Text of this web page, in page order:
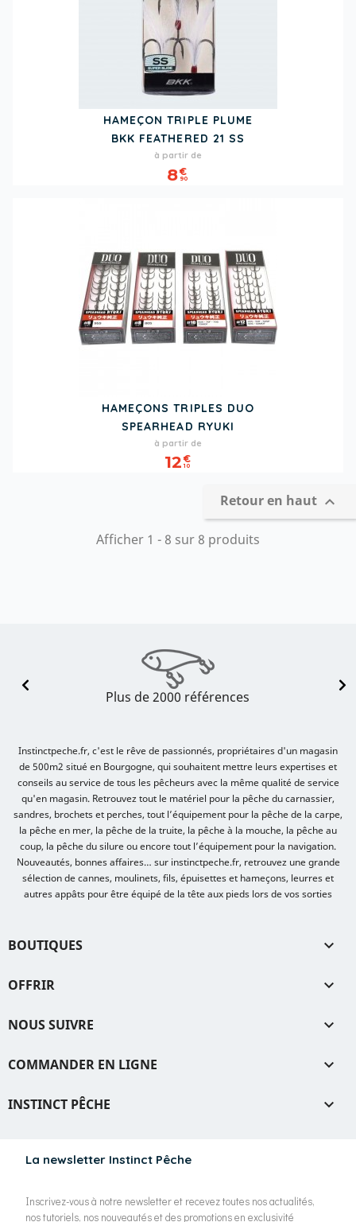
HAMEÇON TRIPLE PLUME
BKK FEATHERED 21 SS
Prix
à partir de
8€
90
HAMEÇONS TRIPLES DUO
SPEARHEAD RYUKI
Prix
à partir de
12€
10
Retour en haut 
Afficher 1 - 8 sur 8 produits
La newsletter Instinct Pêche
Inscrivez-vous à notre newsletter et recevez toutes nos actualités,
nos tutoriels, nos nouveautés et des promotions en exclusivité
Plus de 2000 références
Instinctpeche.fr, c'est le rêve de passionnés, propriétaires d'un magasin
de 500m2 situé en Bourgogne, qui souhaitent mettre leurs expertises et
conseils au service de tous les pêcheurs avec la même qualité de service
qu'en magasin. Retrouvez tout le matériel pour la pêche du carnassier,
sandres, brochets et perches, tout l’équipement pour la pêche de la carpe,
la pêche en mer, la pêche de la truite, la pêche à la mouche, la pêche au
coup, la pêche du silure ou encore tout l’équipement pour la navigation.
Nouveautés, bonnes affaires… sur instinctpeche.fr, retrouvez une grande
sélection de cannes, moulinets, fils, épuisettes et hameçons, leurres et
autres appâts pour être équipé de la tête aux pieds lors de vos sorties
BOUTIQUES 
OFFRIR 
NOUS SUIVRE 
COMMANDER EN LIGNE 
INSTINCT PÊCHE 